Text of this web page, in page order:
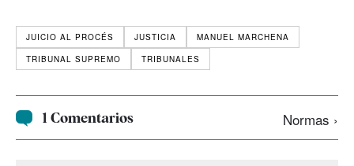
JUICIO AL PROCÉS JUSTICIA
MANUEL MARCHENA
TRIBUNAL SUPREMO
TRIBUNALES
1 Comentarios Normas ›